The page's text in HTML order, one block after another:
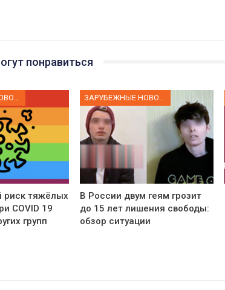
понравиться
ЗАРУБЕЖНЫЕ НОВОСТИ
риск тяжёлых
COVID 19
групп
ЗАРУБЕЖНЫЕ НОВОСТИ
В России двум геям грозит
до 15 лет лишения свободы:
обзор ситуации